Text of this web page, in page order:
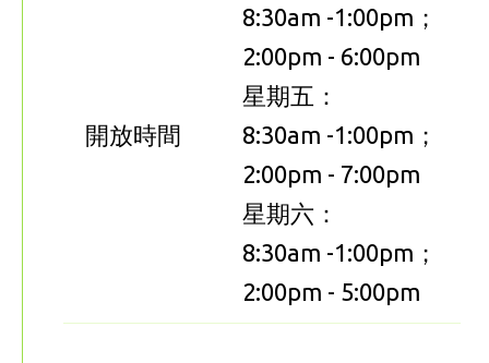
開放時間
8:30am -1:00pm；
2:00pm - 6:00pm
星期五：
8:30am -1:00pm；
2:00pm - 7:00pm
星期六：
8:30am -1:00pm；
2:00pm - 5:00pm